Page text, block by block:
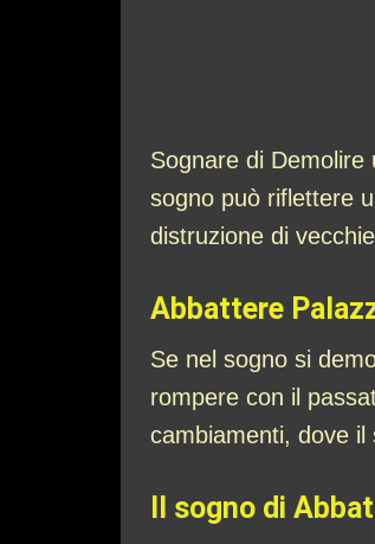
Sognare di Demolire
sogno può riflettere
distruzione di
Abbattere
Se nel sogno si
rompere con il
cambiamenti, dove
Il sogno di